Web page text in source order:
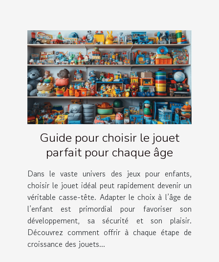
Guide pour choisir le jouet
parfait pour chaque âge
Dans le vaste univers des jeux pour enfants,
choisir le jouet idéal peut rapidement devenir un
véritable casse-tête. Adapter le choix à l’âge de
l’enfant est primordial pour favoriser son
développement, sa sécurité et son plaisir.
Découvrez comment offrir à chaque étape de
croissance des jouets...